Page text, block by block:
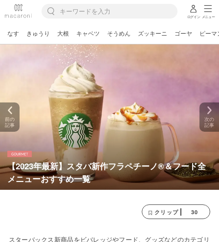
ログイン メニュー
なす きゅうり 大根 キャベツ そうめん ズッキーニ ゴーヤ ピーマ
【2023年最新】スタバ新作フラペチーノ®＆フード全
メニューおすすめ一覧
前の
記事
次の
記事
クリップ 30
スターバックス新商品をビバレッジやフード、グッズなどのカテゴリ